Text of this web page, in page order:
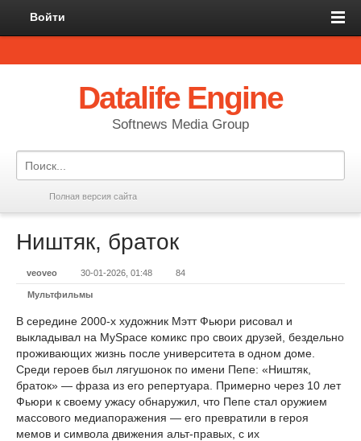
Войти
Datalife Engine
Softnews Media Group
Полная версия сайта
Ништяк, браток
veoveo 30-01-2026, 01:48 84
Мультфильмы
В середине 2000-х художник Мэтт Фьюри рисовал и
выкладывал на MySpace комикс про своих друзей, бездельно
проживающих жизнь после университета в одном доме.
Среди героев был лягушонок по имени Пепе: «Ништяк,
браток» — фраза из его репертуара. Примерно через 10 лет
Фьюри к своему ужасу обнаружил, что Пепе стал оружием
массового медиапоражения — его превратили в героя
мемов и символа движения альт-правых, с их